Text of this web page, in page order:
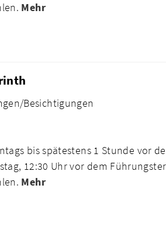
Mehr
Besichtigungen
bis spätestens 1 Stunde vor
12:30 Uhr vor dem
Mehr